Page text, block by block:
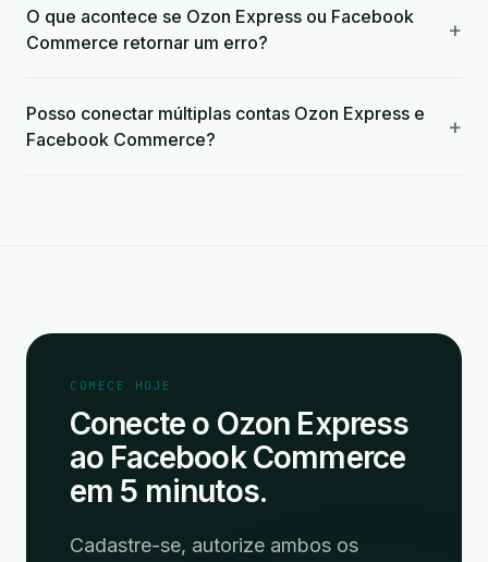
O que acontece se Ozon Express ou Facebook
Commerce retornar um erro?
+
Posso conectar múltiplas contas Ozon Express e
Facebook Commerce?
+
COMECE HOJE
Conecte o Ozon Express
ao Facebook Commerce
em 5 minutos.
Cadastre-se, autorize ambos os